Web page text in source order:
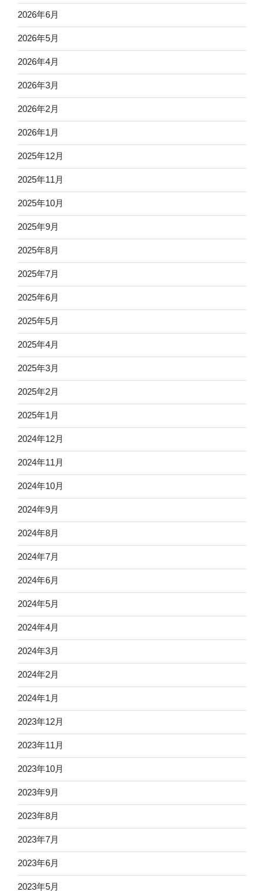
2026年6月
2026年5月
2026年4月
2026年3月
2026年2月
2026年1月
2025年12月
2025年11月
2025年10月
2025年9月
2025年8月
2025年7月
2025年6月
2025年5月
2025年4月
2025年3月
2025年2月
2025年1月
2024年12月
2024年11月
2024年10月
2024年9月
2024年8月
2024年7月
2024年6月
2024年5月
2024年4月
2024年3月
2024年2月
2024年1月
2023年12月
2023年11月
2023年10月
2023年9月
2023年8月
2023年7月
2023年6月
2023年5月